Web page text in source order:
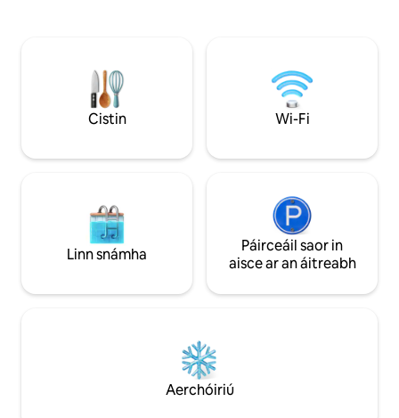
NASCACHT ✓ IONTACH i gcarr agus
campa bonn den scoth chun cuairt a
thabhairt ar an réigiún ar shiúl ó chathair
fuaime Bose 2.1
leideanna uait
phleanáil anseo !
Cistin Wi-Fi
Linn snámha
Páirceáil saor in
aisce ar an áitreabh
Aerchóiriú